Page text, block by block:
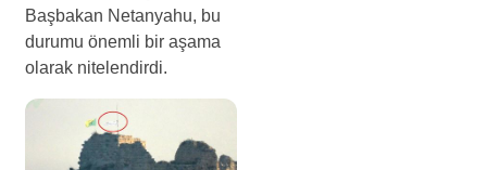
Başbakan Netanyahu, bu
durumu önemli bir aşama
olarak nitelendirdi.